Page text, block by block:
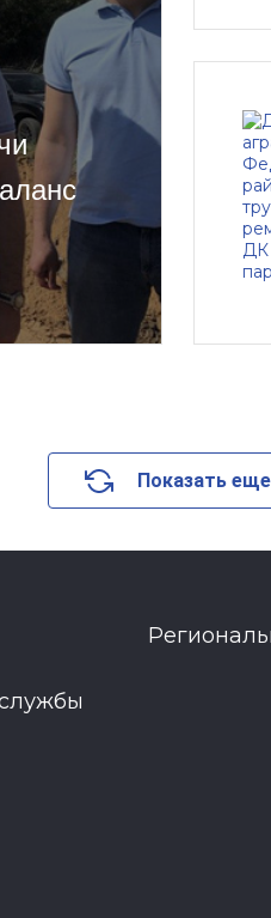
Показать еще